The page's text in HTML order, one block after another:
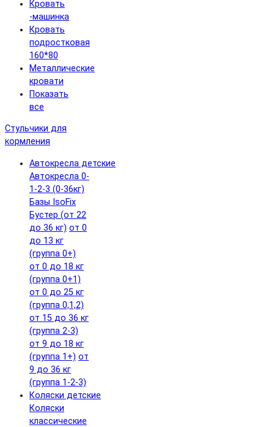
Кровать
-машинка
Кровать
подростковая
160*80
Металлические
кровати
Показать
все
Стульчики для
кормления
Автокресла детские
Автокресла 0-
1-2-3 (0-36кг)
Базы IsoFix
Бустер (от 22
до 36 кг) от 0
до 13 кг
(группа 0+)
от 0 до 18 кг
(группа 0+1)
от 0 до 25 кг
(группа 0,1,2)
от 15 до 36 кг
(группа 2-3)
от 9 до 18 кг
(группа 1+) от
9 до 36 кг
(группа 1-2-3)
Коляски детские
Коляски
классические